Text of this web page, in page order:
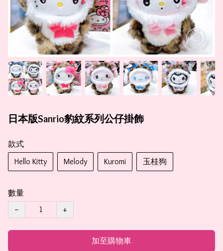
日本版Sanrio豹紋系列公仔掛飾
款式
Hello Kitty
Melody Kuromi 玉桂狗
數量
−
+
加至購物車